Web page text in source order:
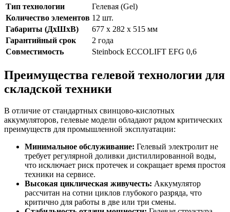
Тип технологии
Гелевая (Gel)
Количество элементов 12 шт.
Габариты (ДхШхВ)
677 х 282 х 515 мм
Гарантийный срок
2 года
Совместимость
Steinbock ECCOLIFT EFG 0,6
Преимущества гелевой технологии для
складской техники
В отличие от стандартных свинцово-кислотных
аккумуляторов, гелевые модели обладают рядом критических
преимуществ для промышленной эксплуатации:
Минимальное обслуживание: Гелевый электролит не
требует регулярной доливки дистиллированной воды,
что исключает риск протечек и сокращает время простоя
техники на сервисе.
Высокая циклическая живучесть: Аккумулятор
рассчитан на сотни циклов глубокого разряда, что
критично для работы в две или три смены.